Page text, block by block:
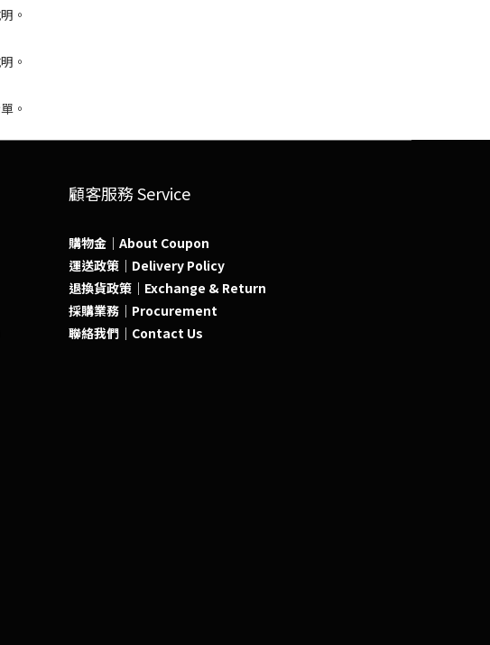
顧客服務 Service
購物金｜About Coupon
運送政策｜Delivery Policy
退換貨政策｜Exchange & Return
採購業務｜Procurement
聯絡我們｜Contact Us